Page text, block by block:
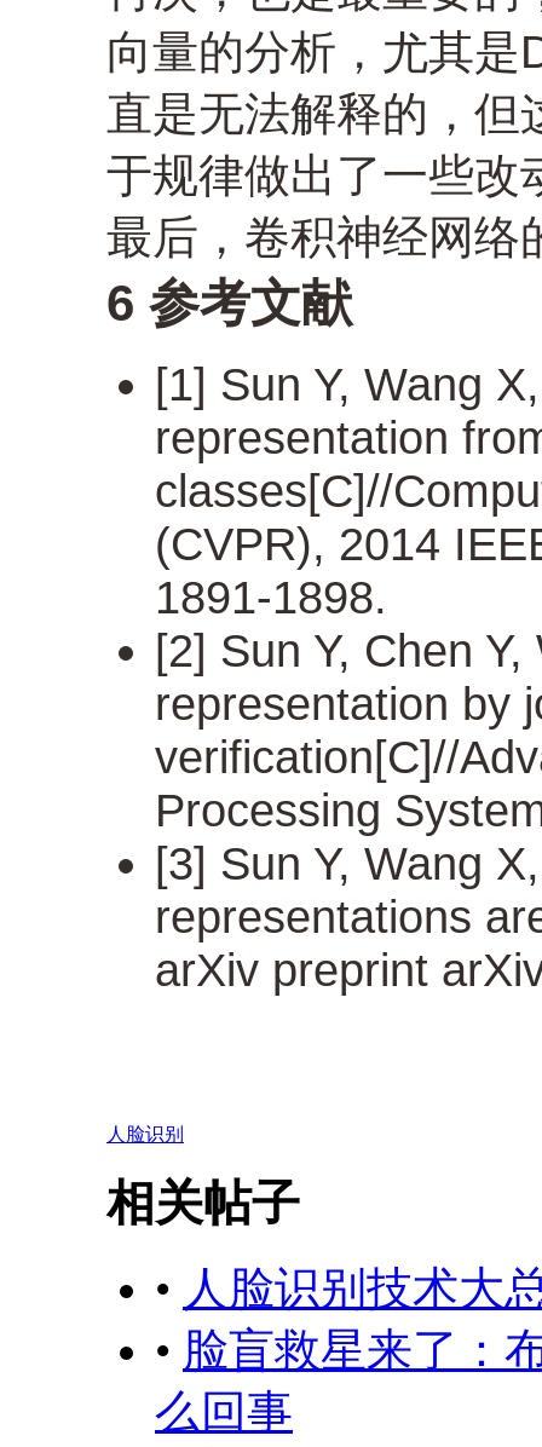
向量的分析，尤其是
直是无法解释的，但
于规律做出了一些改
最后，卷积神经网络
6 参考文献
[1] Sun Y, Wang
representation
classes[C]//
(CVPR), 2014
1891-1898.
[2] Sun Y, Chen
representation by
verification[C]//
Processing
[3] Sun Y, Wang
representations
arXiv preprint
人脸识别
相关帖子
• 人脸识别技术大
• 脸盲救星来了：
么回事